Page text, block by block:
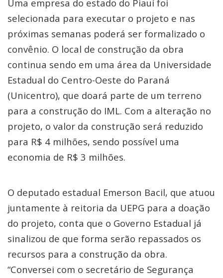
Uma empresa do estado do Piauí foi
selecionada para executar o projeto e nas
próximas semanas poderá ser formalizado o
convênio. O local de construção da obra
continua sendo em uma área da Universidade
Estadual do Centro-Oeste do Paraná
(Unicentro), que doará parte de um terreno
para a construção do IML. Com a alteração no
projeto, o valor da construção será reduzido
para R$ 4 milhões, sendo possível uma
economia de R$ 3 milhões.
O deputado estadual Emerson Bacil, que atuou
juntamente à reitoria da UEPG para a doação
do projeto, conta que o Governo Estadual já
sinalizou de que forma serão repassados os
recursos para a construção da obra.
“Conversei com o secretário de Segurança